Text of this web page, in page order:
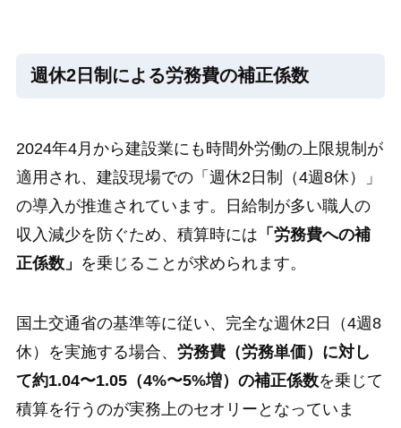
週休2日制による労務費の補正係数
2024年4月から建設業にも時間外労働の上限規制が
適用され、建設現場での「週休2日制（4週8休）」
の導入が推進されています。日給制が多い職人の
収入減少を防ぐため、積算時には 「労務費への補
正係数」 を乗じることが求められます。
国土交通省の基準等に従い、完全な週休2日（4週8
休）を実施する場合、 労務費（労務単価）に対し
て約1.04〜1.05（4%〜5%増）の補正係数を乗じて
積算を行うのが実務上のセオリーとなっていま